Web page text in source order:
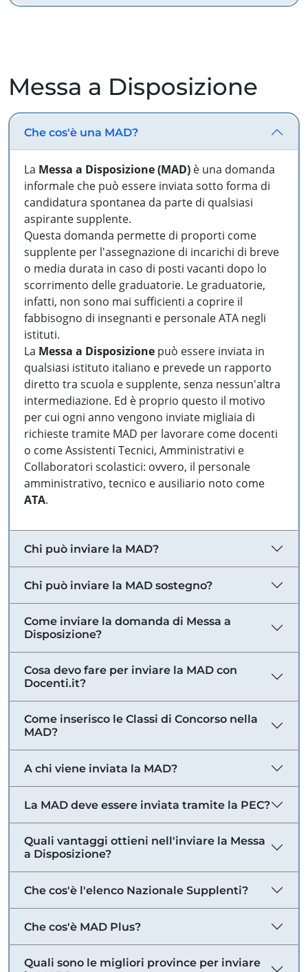
Messa a Disposizione
Che cos'è una MAD?
La Messa a Disposizione (MAD) è una domanda
informale che può essere inviata sotto forma di
candidatura spontanea da parte di qualsiasi
aspirante supplente.
Questa domanda permette di proporti come
supplente per l'assegnazione di incarichi di breve
o media durata in caso di posti vacanti dopo lo
scorrimento delle graduatorie. Le graduatorie,
infatti, non sono mai sufficienti a coprire il
fabbisogno di insegnanti e personale ATA negli
istituti.
La Messa a Disposizione può essere inviata in
qualsiasi istituto italiano e prevede un rapporto
diretto tra scuola e supplente, senza nessun'altra
intermediazione. Ed è proprio questo il motivo
per cui ogni anno vengono inviate migliaia di
richieste tramite MAD per lavorare come docenti
o come Assistenti Tecnici, Amministrativi e
Collaboratori scolastici: ovvero, il personale
amministrativo, tecnico e ausiliario noto come
ATA.
Chi può inviare la MAD?
Chi può inviare la MAD sostegno?
Come inviare la domanda di Messa a
Disposizione?
Cosa devo fare per inviare la MAD con
Docenti.it?
Come inserisco le Classi di Concorso nella
MAD?
A chi viene inviata la MAD?
La MAD deve essere inviata tramite la PEC?
Quali vantaggi ottieni nell'inviare la Messa
a Disposizione?
Che cos'è l'elenco Nazionale Supplenti?
Che cos'è MAD Plus?
Quali sono le migliori province per inviare